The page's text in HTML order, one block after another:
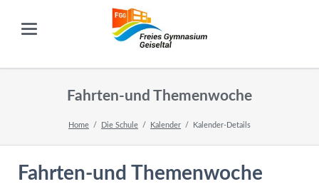
Fahrten-und Themenwoche
Home Die Schule Kalender Kalender-Details
Fahrten-und Themenwoche